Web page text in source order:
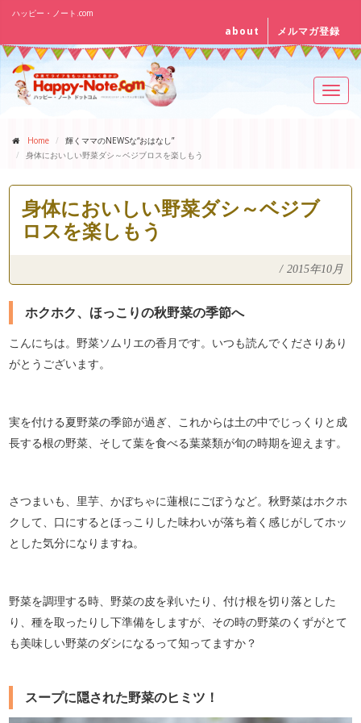
ハッピー・ノート.com
about メルマガ登録
Home
輝くママのNEWSな“おはなし”
身体においしい野菜ダシ～ベジブロスを楽しもう
身体においしい野菜ダシ～ベジブ
ロスを楽しもう
/ 2015年10月
ホクホク、ほっこりの秋野菜の季節へ
こんにちは。野菜ソムリエの香月です。いつも読んでくださりあり
がとうございます。
実を付ける夏野菜の季節が過ぎ、これからは土の中でじっくりと成
長する根の野菜、そして葉を食べる葉菜類が旬の時期を迎えます。
さつまいも、里芋、かぼちゃに蓮根にごぼうなど。秋野菜はホクホ
クして、口にするとほっこりした味わいが落ち着く感じがしてホッ
とした気分になりますね。
野菜を調理する時、野菜の皮を剥いたり、付け根を切り落とした
り、種を取ったりし下準備をしますが、その時の野菜のくずがとて
も美味しい野菜のダシになるって知ってますか？
スープに隠された野菜のヒミツ！